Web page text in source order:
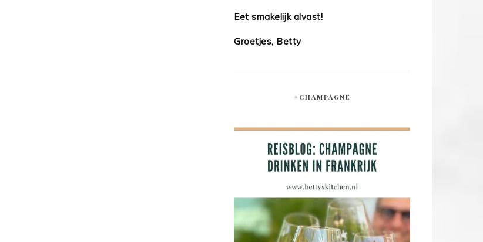
Eet smakelijk alvast!
Groetjes, Betty
#CHAMPAGNE